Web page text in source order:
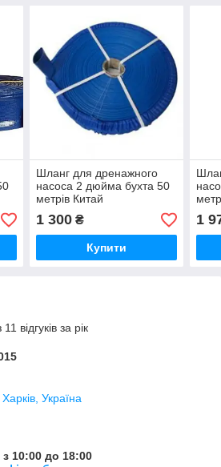
Шланг для дренажного
насоса 2 дюйма бухта 50
метрів Китай
1 300₴
Купити
1
відгуків за рік
Україна
10:00 до 18:00